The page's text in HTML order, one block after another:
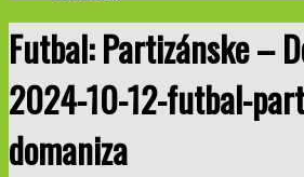
Futbal: Partizánske –
2024-10-12-futbal-
domaniza